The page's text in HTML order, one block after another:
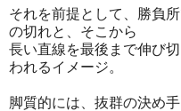
それを前提として、勝負
の切れと、そこから
長い直線を最後まで伸び
われるイメージ。
脚質的には、抜群の決め